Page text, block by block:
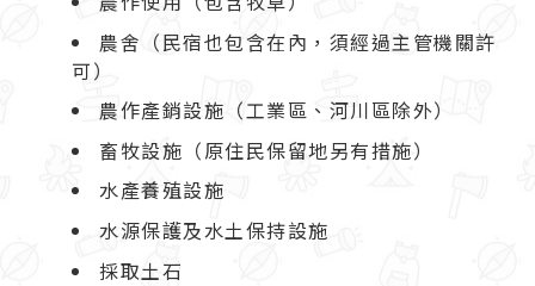
農舍（民宿也包含在內，須經過主管機關許
可）
農作產銷設施（工業區、河川區除外）
畜牧設施（原住民保留地另有措施）
水產養殖設施
水源保護及水土保持設施
採取土石